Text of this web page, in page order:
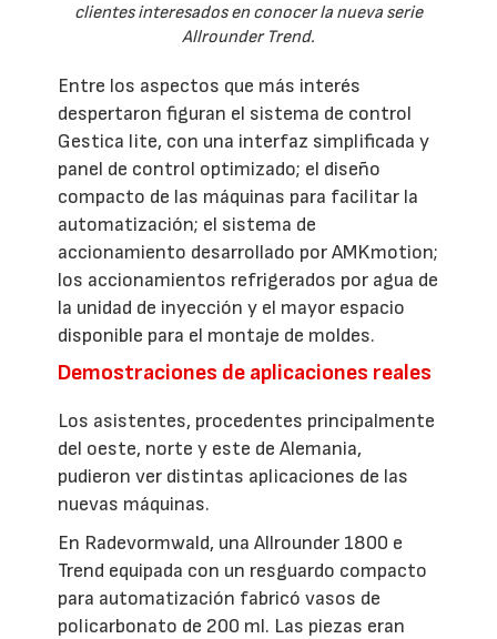
clientes interesados en conocer la nueva serie
Allrounder Trend.
Entre los aspectos que más interés
despertaron figuran el sistema de control
Gestica lite, con una interfaz simplificada y
panel de control optimizado; el diseño
compacto de las máquinas para facilitar la
automatización; el sistema de
accionamiento desarrollado por AMKmotion;
los accionamientos refrigerados por agua de
la unidad de inyección y el mayor espacio
disponible para el montaje de moldes.
Demostraciones de aplicaciones reales
Los asistentes, procedentes principalmente
del oeste, norte y este de Alemania,
pudieron ver distintas aplicaciones de las
nuevas máquinas.
En Radevormwald, una Allrounder 1800 e
Trend equipada con un resguardo compacto
para automatización fabricó vasos de
policarbonato de 200 ml. Las piezas eran